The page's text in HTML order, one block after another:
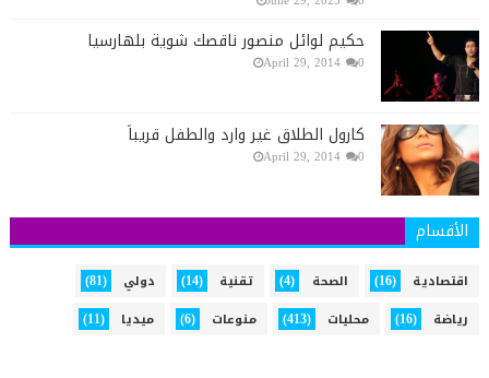
حكيم لوائل منصور ناقصك شوية بلهارسيا
April 29, 2014 0
كارول الطلاق غير وارد والطفل قريباً
April 29, 2014 0
الأقسام
اقتصادية (16) الصحة (4) تقنية (14) دولي (81)
رياضة (16) محليات (413) منوعات (6) ميديا (11)